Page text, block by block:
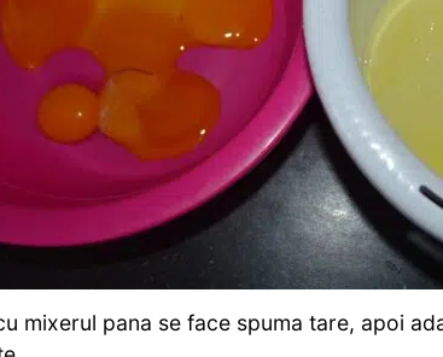
mixerul pana se face spuma tare, apoi